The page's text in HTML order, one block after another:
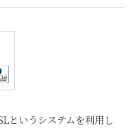
というシステムを利用し